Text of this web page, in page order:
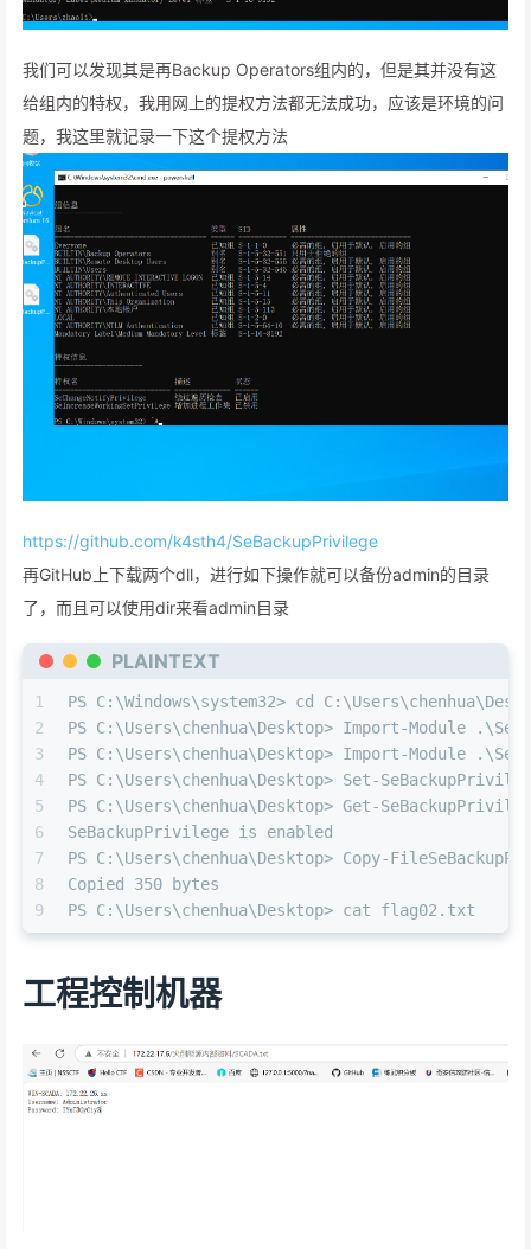
我们可以发现其是再Backup Operators组内的，但是其并没有这
给组内的特权，我用网上的提权方法都无法成功，应该是环境的问
题，我这里就记录一下这个提权方法
https://github.com/k4sth4/SeBackupPrivilege
再GitHub上下载两个dll，进行如下操作就可以备份admin的目录
了，而且可以使用dir来看admin目录
PLAINTEXT
1
2
3
4
5
6
7
8
9
PS C:\Windows\system32> cd
PS C:\Users\chenhua\Desktop> Import-Module
PS C:\Users\chenhua\Desktop> Import-Module
PS C:\Users\chenhua\Desktop> Set-
PS C:\Users\chenhua\Desktop> Get-
SeBackupPrivilege is enabled
PS C:\Users\chenhua\Desktop> Copy-
Copied 350 bytes
PS C:\Users\chenhua\Desktop> cat flag02.txt
工程控制机器